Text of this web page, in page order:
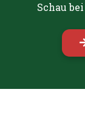
Schau